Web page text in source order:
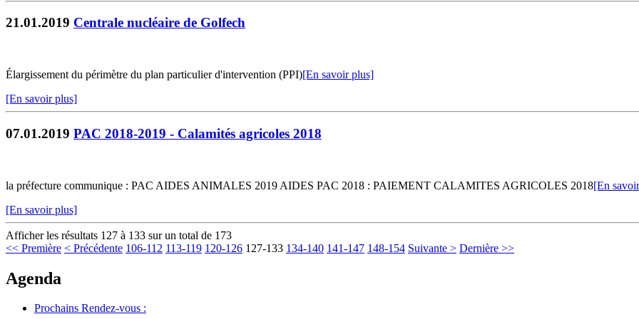
21.01.2019 Centrale nucléaire de Golfech
Élargissement du périmètre du plan particulier d'intervention (PPI)[En savoir plus]
[En savoir plus]
07.01.2019 PAC 2018-2019 - Calamités agricoles 2018
la préfecture communique : PAC AIDES ANIMALES 2019 AIDES PAC 2018 : PAIEMENT CALAMITES AGRICOLES 2018[En
[En savoir plus]
Afficher les résultats 127 à 133 sur un total de 173
<< Première < Précédente 106-112 113-119 120-126 127-133 134-140 141-147 148-154 Suivante > Dernière >>
Agenda
Prochains Rendez-vous :